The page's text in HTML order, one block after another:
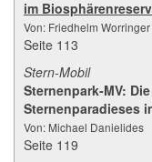
im
Von: Friedhelm Worringer
Seite 113
Stern-Mobil
Sternenpark-MV:
Sternenparadieses
Von: Michael Danielides
Seite 119